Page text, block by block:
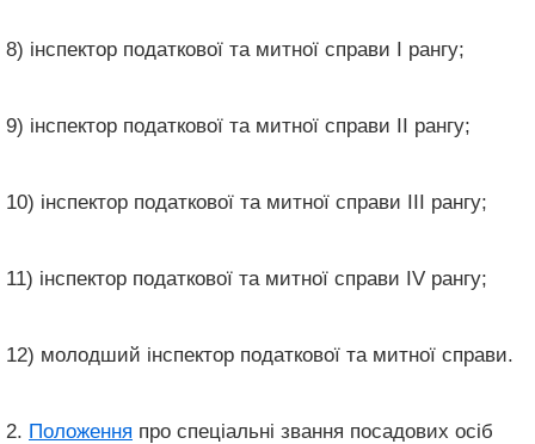
8) інспектор податкової та митної справи I рангу;
9) інспектор податкової та митної справи II рангу;
10) інспектор податкової та митної справи III рангу;
11) інспектор податкової та митної справи IV рангу;
12) молодший інспектор податкової та митної справи.
2. Положення про спеціальні звання посадових осіб